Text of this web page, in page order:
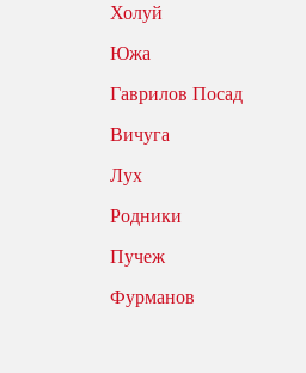
Холуй
Южа
Гаврилов Посад
Вичуга
Лух
Родники
Пучеж
Фурманов